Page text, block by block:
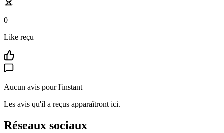
0
Like reçu
Aucun avis pour l'instant
Les avis qu'il a reçus apparaîtront ici.
Réseaux sociaux